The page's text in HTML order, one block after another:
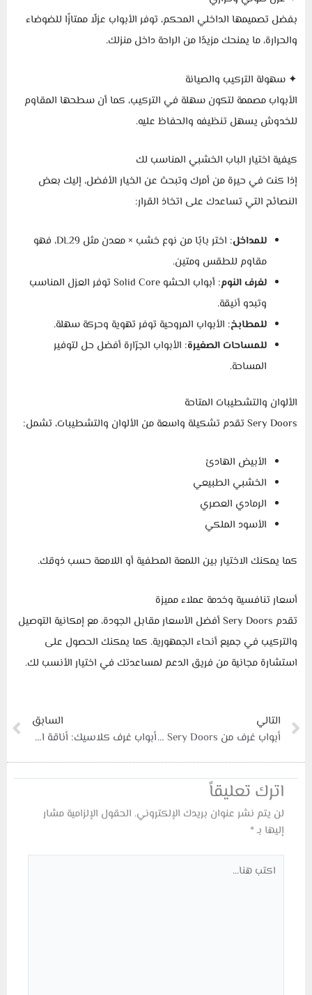
بفضل تصميمها الداخلي المحكم، توفر الأبواب عزلًا ممتازًا للضوضاء
والحرارة، ما يمنحك مزيدًا من الراحة داخل منزلك.
✦ سهولة التركيب والصيانة
الأبواب مصممة لتكون سهلة في التركيب، كما أن سطحها المقاوم
للخدوش يسهل تنظيفه والحفاظ عليه.
كيفية اختيار الباب الخشبي المناسب لك
إذا كنت في حيرة من أمرك وتبحث عن الخيار الأفضل، إليك بعض
النصائح التي تساعدك على اتخاذ القرار:
للمداخل
: اختر بابًا من نوع خشب × معدن مثل DL29، فهو
مقاوم للطقس ومتين.
لغرف النوم
: أبواب الحشو Solid Core توفر العزل المناسب
وتبدو أنيقة.
للمطابخ: الأبواب المروحية توفر تهوية وحركة سهلة.
للمساحات الصغيرة: الأبواب الجرّارة أفضل حل لتوفير
المساحة.
الألوان والتشطيبات المتاحة
Sery Doors تقدم تشكيلة واسعة من الألوان والتشطيبات، تشمل:
الأبيض الهادئ
الخشبي الطبيعي
الرمادي العصري
الأسود الملكي
كما يمكنك الاختيار بين اللمعة المطفية أو اللامعة حسب ذوقك.
أسعار تنافسية وخدمة عملاء مميزة
تقدم Sery Doors أفضل الأسعار مقابل الجودة، مع إمكانية التوصيل
والتركيب في جميع أنحاء الجمهورية. كما يمكنك الحصول على
استشارة مجانية من فريق الدعم لمساعدتك في اختيار الأنسب لك.
Prev
التالي
أبواب غرف من Sery Doors – الجودة التي تبدأ من الباب
السابق
أبواب غرف كلاسيك: أناقة الماضي بجودة الحاضر
اترك تعليقاً
لن يتم نشر عنوان بريدك الإلكتروني. الحقول الإلزامية مشار
إليها بـ*
هنا...